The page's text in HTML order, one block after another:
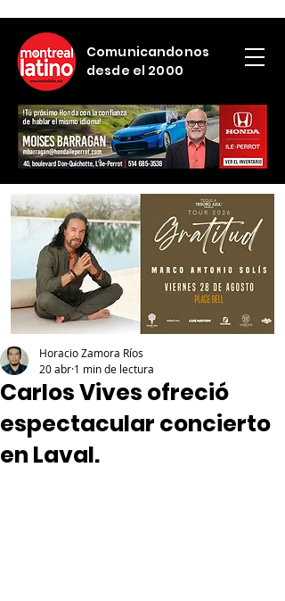
Comunicandonos
desde el 2000
Carlos Vives ofreció
espectacular concierto
en Laval.
Horacio Zamora Ríos
20 abr 1 min de lectura